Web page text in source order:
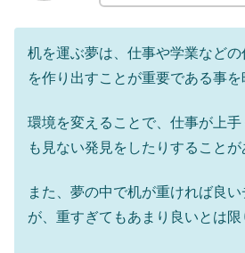
机を運ぶ夢は、仕事や学業など
を作り出すことが重要である事を
環境を変えることで、仕事が上
も見ない発見をしたりすることが
また、夢の中で机が重ければ良
が、重すぎてもあまり良いとは限